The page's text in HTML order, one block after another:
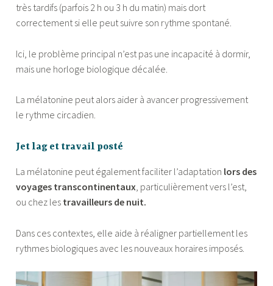
très tardifs (parfois 2 h ou 3 h du matin) mais dort
correctement si elle peut suivre son rythme spontané.
Ici, le problème principal n’est pas une incapacité à dormir,
mais une horloge biologique décalée.
La mélatonine peut alors aider à avancer progressivement
le rythme circadien.
Jet lag et travail posté
La mélatonine peut également faciliter l’adaptation lors des
voyages transcontinentaux, particulièrement vers l’est,
ou chez les travailleurs de nuit.
Dans ces contextes, elle aide à réaligner partiellement les
rythmes biologiques avec les nouveaux horaires imposés.